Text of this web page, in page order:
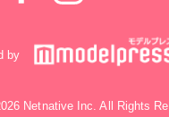
by
Netnative Inc. All Rights